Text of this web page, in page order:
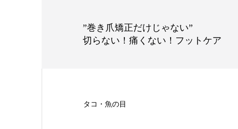
”巻き爪矯正だけじゃない”
切らない！痛くない！フットケア
タコ・魚の目